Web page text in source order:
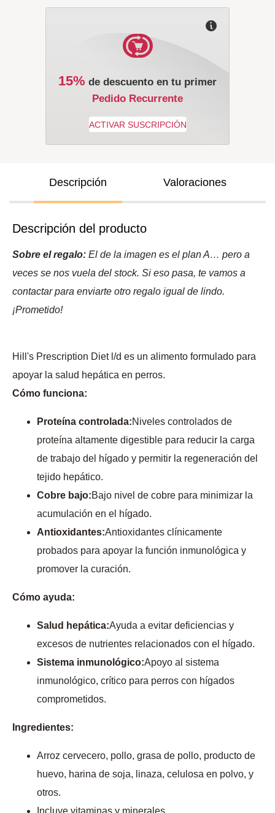
15% de descuento en tu primer
Pedido Recurrente
Descripción Valoraciones
Descripción del producto
Sobre el regalo: El de la imagen es el plan A… pero a
veces se nos vuela del stock. Si eso pasa, te vamos a
contactar para enviarte otro regalo igual de lindo.
¡Prometido!
Hill's Prescription Diet l/d es un alimento formulado para
apoyar la salud hepática en perros.
Cómo funciona:
Proteína controlada:Niveles controlados de
proteína altamente digestible para reducir la carga
de trabajo del hígado y permitir la regeneración del
tejido hepático.
Cobre bajo:Bajo nivel de cobre para minimizar la
acumulación en el hígado.
Antioxidantes:Antioxidantes clínicamente
probados para apoyar la función inmunológica y
promover la curación.
Cómo ayuda:
Salud hepática:Ayuda a evitar deficiencias y
excesos de nutrientes relacionados con el hígado.
Sistema inmunológico:Apoyo al sistema
inmunológico, crítico para perros con hígados
comprometidos.
Ingredientes:
Arroz cervecero, pollo, grasa de pollo, producto de
huevo, harina de soja, linaza, celulosa en polvo, y
otros.